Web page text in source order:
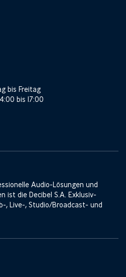
bis Freitag
bis 17:00
Audio-Lösungen und
ist die Decibel S.A. Exklusiv-
, Live-, Studio/Broadcast- und